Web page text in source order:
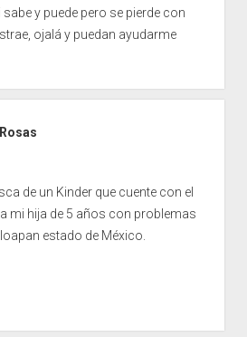
y puede pero se pierde con
ojalá y puedan ayudarme
de un Kinder que cuente con el
mi hija de 5 años con problemas
estado de México.